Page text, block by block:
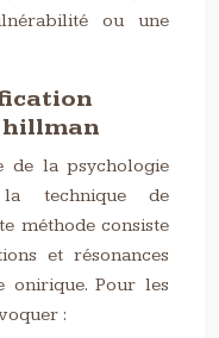
ou une
hillman
de la psychologie
la technique de
méthode consiste
et résonances
onirique. Pour les
: